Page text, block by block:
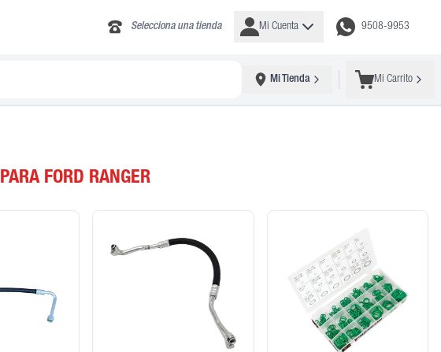
Selecciona una tienda Mi Cuenta 9508-9953
Mi Tienda Mi Carrito
PARA FORD RANGER